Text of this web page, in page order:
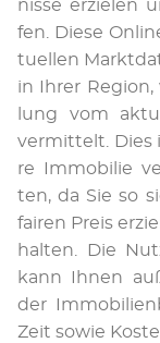
nis­se er­zie­len
fen. Die­se
tu­el­len
in Ih­rer
lung vom
ver­mit­telt. Dies
re Im­mo­bi­lie
ten, da Sie so
fai­ren Preis
hal­ten. Die
kann Ih­nen
der
Zeit so­wie